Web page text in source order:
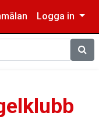
Logga in
Sök